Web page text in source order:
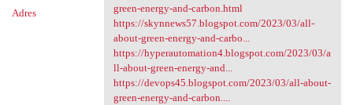
Adres
green-energy-and-carbon.html
https://skynnews57.blogspot.com/2023/03/all-
about-green-energy-and-carbo...
https://hyperautomation4.blogspot.com/2023/03/a
ll-about-green-energy-and...
https://devops45.blogspot.com/2023/03/all-about-
green-energy-and-carbon....